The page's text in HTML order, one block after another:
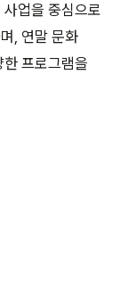
업을 중심으로
, 연말 문화
프로그램을